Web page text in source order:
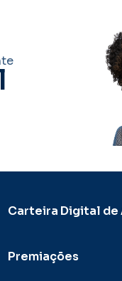
Carteira Digital de
Premiações